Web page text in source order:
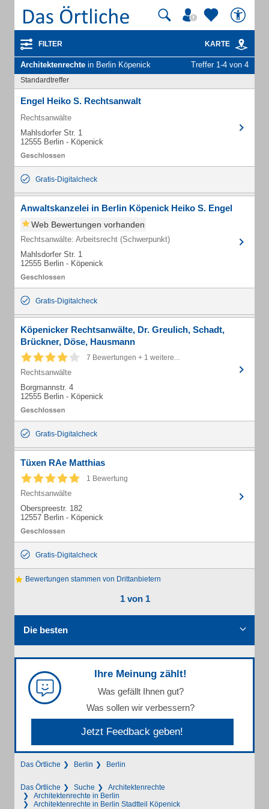
FILTER KARTE
Architektenrechte in Berlin Köpenick Treffer 1-4 von 4
Standardtreffer
Engel Heiko S. Rechtsanwalt
Rechtsanwälte
Mahlsdorfer Str. 1
12555 Berlin - Köpenick
Gratis-Digitalcheck
Anwaltskanzelei in Berlin Köpenick Heiko S. Engel
Web Bewertungen vorhanden
Rechtsanwälte: Arbeitsrecht (Schwerpunkt)
Mahlsdorfer Str. 1
12555 Berlin - Köpenick
Gratis-Digitalcheck
Köpenicker Rechtsanwälte, Dr. Greulich, Schadt,
Brückner, Döse, Hausmann
7 Bewertungen + 1 weitere...
Rechtsanwälte
Borgmannstr. 4
12555 Berlin - Köpenick
Gratis-Digitalcheck
Tüxen RAe Matthias
1 Bewertung
Rechtsanwälte
Oberspreestr. 182
12557 Berlin - Köpenick
Gratis-Digitalcheck
Bewertungen stammen von Drittanbietern
1 von 1
Die besten
Ihre Meinung zählt!
Was gefällt Ihnen gut?
Was sollen wir verbessern?
Jetzt Feedback geben!
Das Örtliche Berlin Berlin
Das Örtliche Suche
Architektenrechte
Architektenrechte in Berlin
Architektenrechte in Berlin Stadtteil Köpenick